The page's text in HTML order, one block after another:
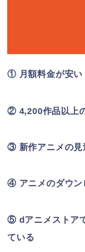
① 月額料金が安い
② 4,200作品以上
③ 新作アニメの見
④ アニメのダウン
⑤ dアニメストア
ている